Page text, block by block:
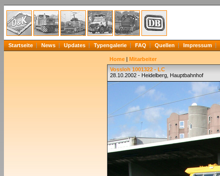
Startseite News Updates Typengalerie FAQ Quellen Impressum
Home | Mitarbeiter
Vossloh 1001322 - LC
28.10.2002 - Heidelberg, Hauptbahnhof